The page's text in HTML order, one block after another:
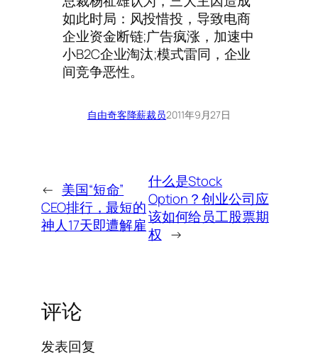
如此时局：风投惜投，导致电商
企业资金断链;广告疯涨，加速中
小B2C企业淘汰;模式雷同，企业
间竞争恶性。
自由奇客降薪裁员2011年9月27日
← 美国“短命”
CEO排行，最短的
神人17天即遭解雇
什么是Stock
Option？创业公司应
该如何给员工股票期
权 →
评论
发表回复